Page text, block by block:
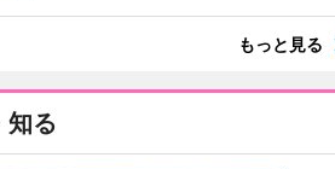
もっと見る
知る